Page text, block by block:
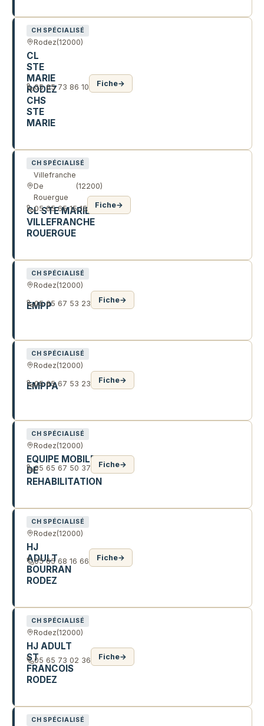
CH SPÉCIALISÉ
Rodez(12000)
CL
STE
MARIE
RODEZ
CHS
STE
MARIE
05 65 73 86 10 Fiche→
CH SPÉCIALISÉ
Villefranche
De
Rouergue
(12200)
CL STE MARIE
VILLEFRANCHE
ROUERGUE
05 65 65 15 15 Fiche→
CH SPÉCIALISÉ
Rodez(12000)
EMPP
05 65 67 53 23 Fiche→
CH SPÉCIALISÉ
Rodez(12000)
EMPPA
05 65 67 53 23 Fiche→
CH SPÉCIALISÉ
Rodez(12000)
EQUIPE MOBILE
DE
REHABILITATION
05 65 67 50 37 Fiche→
CH SPÉCIALISÉ
Rodez(12000)
HJ
ADULT
BOURRAN
RODEZ
05 65 68 16 66 Fiche→
CH SPÉCIALISÉ
Rodez(12000)
HJ ADULT
ST
FRANCOIS
RODEZ
05 65 73 02 36 Fiche→
CH SPÉCIALISÉ